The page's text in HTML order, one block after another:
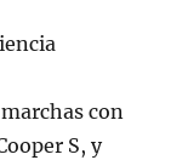
con
S, y